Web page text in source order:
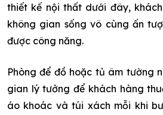
thiết kế nội thất dưới đây,
không gian sống vô cùng ấn
được công năng.
Phòng để đồ hoặc tủ âm tường
gian lý tưởng để khách hàng
áo khoác và túi xách mỗi khi